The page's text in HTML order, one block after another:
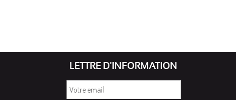
LETTRE D'INFORMATION